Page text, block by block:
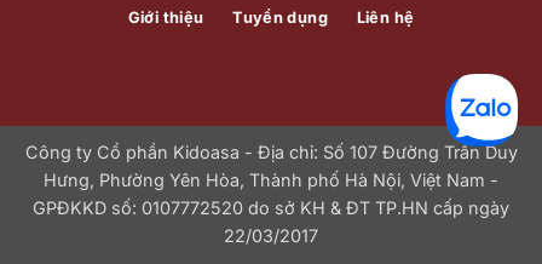
Giới thiệu Tuyển dụng Liên hệ
Công ty Cổ phần Kidoasa - Địa chỉ: Số 107 Đường Trần Duy
Hưng, Phường Yên Hòa, Thành phố Hà Nội, Việt Nam -
GPĐKKD số: 0107772520 do sở KH & ĐT TP.HN cấp ngày
22/03/2017